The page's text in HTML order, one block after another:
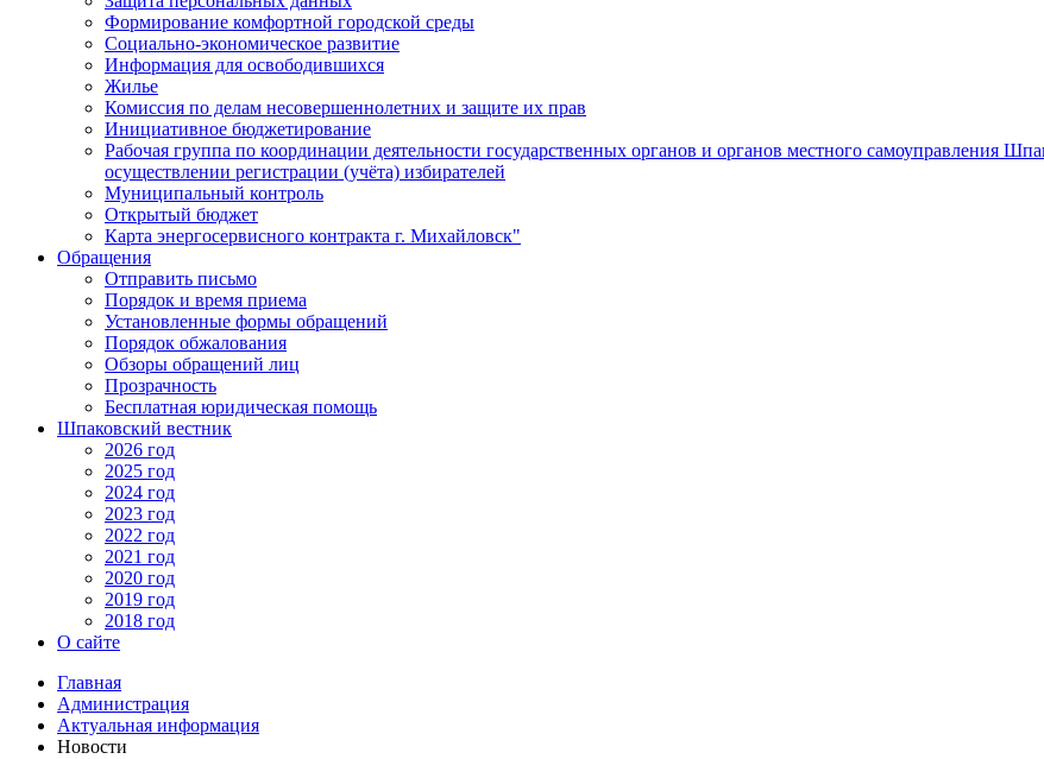
Формирование комфортной городской среды
Социально-экономическое развитие
Информация для освободившихся
Жилье
Комиссия по делам несовершеннолетних и защите их прав
Инициативное бюджетирование
Рабочая группа по координации деятельности государственных органов и органов местного самоуправления
осуществлении регистрации (учёта) избирателей
Муниципальный контроль
Открытый бюджет
Карта энергосервисного контракта г. Михайловск"
Обращения
Отправить письмо
Порядок и время приема
Установленные формы обращений
Порядок обжалования
Обзоры обращений лиц
Прозрачность
Бесплатная юридическая помощь
Шпаковский вестник
2026 год
2025 год
2024 год
2023 год
2022 год
2021 год
2020 год
2019 год
2018 год
О сайте
Главная
Администрация
Актуальная информация
Новости